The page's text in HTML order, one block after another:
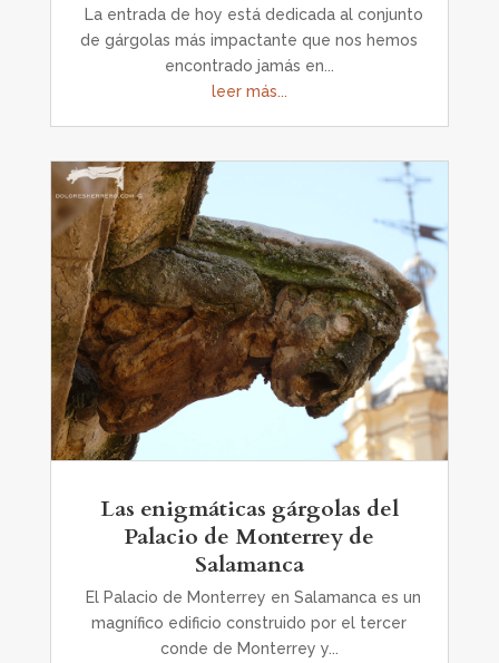
La entrada de hoy está dedicada al conjunto
de gárgolas más impactante que nos hemos
encontrado jamás en...
leer más...
Las enigmáticas gárgolas del
Palacio de Monterrey de
Salamanca
El Palacio de Monterrey en Salamanca es un
magnífico edificio construido por el tercer
conde de Monterrey y...